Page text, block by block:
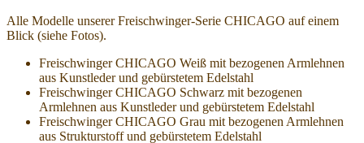
Alle Modelle unserer Freischwinger-Serie CHICAGO auf einem
Blick (siehe Fotos).
Freischwinger CHICAGO Weiß mit bezogenen Armlehnen
aus Kunstleder und gebürstetem Edelstahl
Freischwinger CHICAGO Schwarz mit bezogenen
Armlehnen aus Kunstleder und gebürstetem Edelstahl
Freischwinger CHICAGO Grau mit bezogenen Armlehnen
aus Strukturstoff und gebürstetem Edelstahl